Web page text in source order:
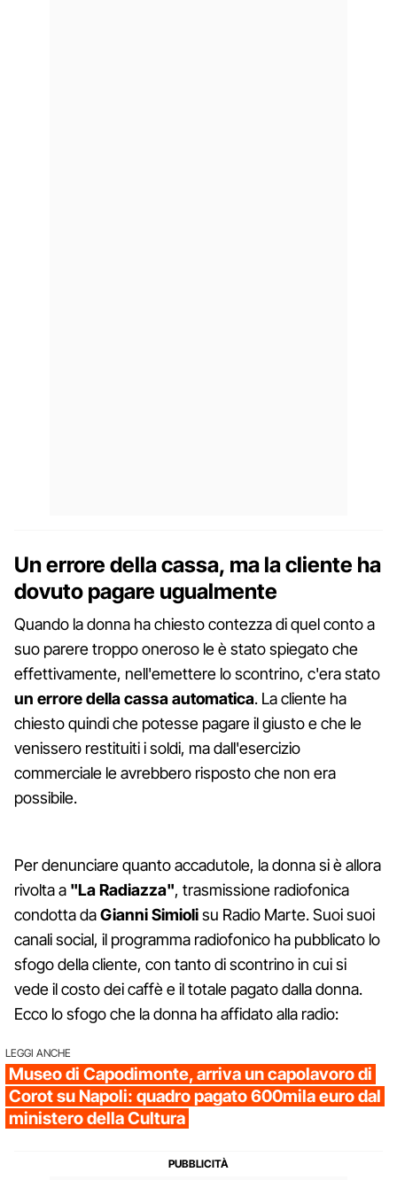
Un errore della cassa, ma la cliente ha
dovuto pagare ugualmente
Quando la donna ha chiesto contezza di quel conto a
suo parere troppo oneroso le è stato spiegato che
effettivamente, nell'emettere lo scontrino, c'era stato
un errore della cassa automatica. La cliente ha
chiesto quindi che potesse pagare il giusto e che le
venissero restituiti i soldi, ma dall'esercizio
commerciale le avrebbero risposto che non era
possibile.
Per denunciare quanto accadutole, la donna si è allora
rivolta a "La Radiazza", trasmissione radiofonica
condotta daGianni Simiolisu Radio Marte. Suoi suoi
canali social, il programma radiofonico ha pubblicato lo
sfogo della cliente, con tanto di scontrino in cui si
vede il costo dei caffè e il totale pagato dalla donna.
Ecco lo sfogo che la donna ha affidato alla radio:
LEGGI ANCHE
Museo di Capodimonte, arriva un capolavoro di
Corot su Napoli: quadro pagato 600mila euro dal
ministero della Cultura